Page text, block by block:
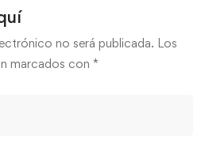
no será publicada. Los
marcados con *